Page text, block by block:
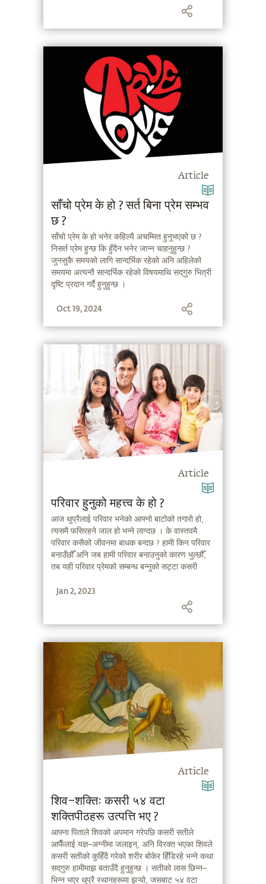
Article
साँचो प्रेम के हो ? सर्त बिना प्रेम सम्भव
छ ?
साँचो प्रेम के हो भनेर कहिल्यै अचम्मित हुनुभएको छ ?
निसर्त प्रेम हुन्छ कि हुँदैन भनेर जान्न चाहनुहुन्छ ?
जुनसुकै समयको लागि सान्दर्भिक रहेको अनि अहिलेको
समयमा अत्यन्तै सान्दर्भिक रहेको विषयमाथि सद्‌गुरु भित्री
दृष्टि प्रदान गर्दै हुनुहुन्छ ।
Oct 19, 2024
Article
परिवार हुनुको महत्त्व के हो ?
आज थुप्रैलाई परिवार भनेको आफ्नो बाटोको तगारो हो,
त्यसमै फसिरहने जाल हो भन्ने लाग्दछ । के वास्तवमै
परिवार कसैको जीवनमा बाधक बन्दछ ? हामी किन परिवार
बनाउँछौँ अनि जब हामी परिवार बनाउनुको कारण भुल्छौँ,
तब यही परिवार प्रेमको सम्बन्ध बन्नुको सट्टा कसरी
Jan 2, 2023
Article
शिव–शक्तिः कसरी ५४ वटा
शक्तिपीठहरू उत्पत्ति भए ?
आफ्ना पिताले शिवको अपमान गरेपछि कसरी सतीले
आफैँलाई यज्ञ–अग्नीमा जलाइन्, अनि विरक्त भएका शिवले
कसरी सतीको कुहिँदै गरेको शरीर बोकेर हिँडिरहे भन्ने कथा
सद्‌गुरु हामीमाझ बताउँदै हुनुहुन्छ । सतीको लास छिन्न–
भिन्न भएर थुप्रै स्थानहरूमा झऱ्यो, जसबाट ५४ वटा